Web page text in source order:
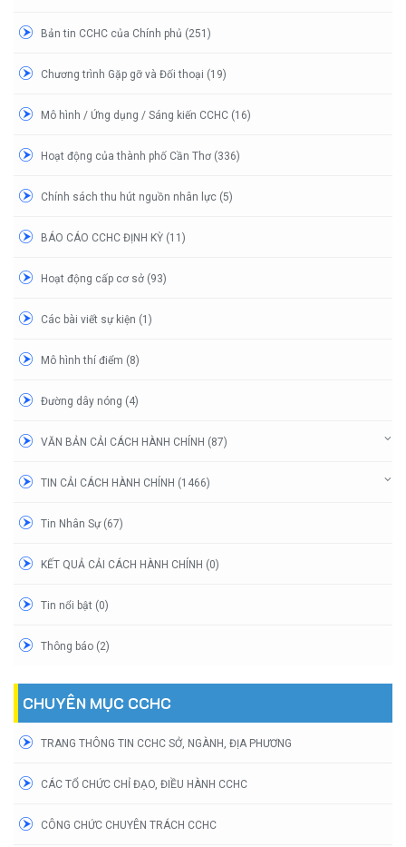
Bản tin CCHC của Chính phủ (251)
Chương trình Gặp gỡ và Đối thoại (19)
Mô hình / Ứng dụng / Sáng kiến CCHC (16)
Hoạt động của thành phố Cần Thơ (336)
Chính sách thu hút nguồn nhân lực (5)
BÁO CÁO CCHC ĐỊNH KỲ (11)
Hoạt động cấp cơ sở (93)
Các bài viết sự kiện (1)
Mô hình thí điểm (8)
Đường dây nóng (4)
VĂN BẢN CẢI CÁCH HÀNH CHÍNH (87)
TIN CẢI CÁCH HÀNH CHÍNH (1466)
Tin Nhân Sự (67)
KẾT QUẢ CẢI CÁCH HÀNH CHÍNH (0)
Tin nổi bật (0)
Thông báo (2)
CHUYÊN MỤC CCHC
TRANG THÔNG TIN CCHC SỞ, NGÀNH, ĐỊA PHƯƠNG
CÁC TỔ CHỨC CHỈ ĐẠO, ĐIỀU HÀNH CCHC
CÔNG CHỨC CHUYÊN TRÁCH CCHC